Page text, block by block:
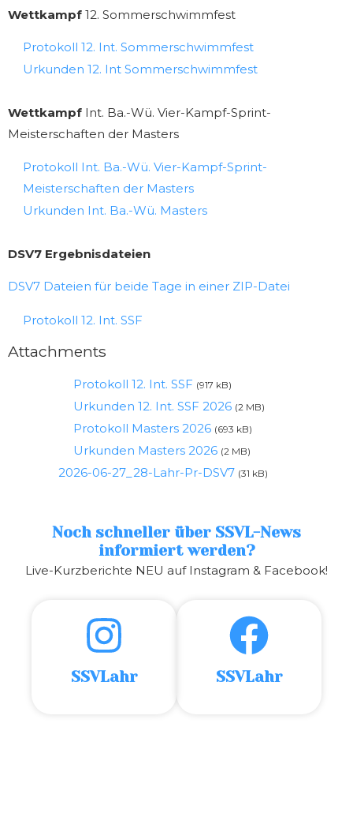
Wettkampf 12. Sommerschwimmfest
Protokoll 12. Int. Sommerschwimmfest
Urkunden 12. Int Sommerschwimmfest
Wettkampf Int. Ba.-Wü. Vier-Kampf-Sprint-
Meisterschaften der Masters
Protokoll Int. Ba.-Wü. Vier-Kampf-Sprint-
Meisterschaften der Masters
Urkunden Int. Ba.-Wü. Masters
DSV7 Ergebnisdateien
DSV7 Dateien für beide Tage in einer ZIP-Datei
Protokoll 12. Int. SSF
Attachments
Protokoll 12. Int. SSF (917 kB)
Urkunden 12. Int. SSF 2026 (2 MB)
Protokoll Masters 2026 (693 kB)
Urkunden Masters 2026 (2 MB)
2026-06-27_28-Lahr-Pr-DSV7 (31 kB)
Noch schneller über SSVL-News
informiert werden?
Live-Kurzberichte NEU auf Instagram & Facebook!
SSVLahr SSVLahr